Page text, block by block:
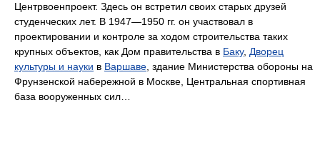
Центрвоенпроект. Здесь он встретил своих старых друзей
студенческих лет. В 1947—1950 гг. он участвовал в
проектировании и контроле за ходом строительства таких
крупных объектов, как Дом правительства в Баку, Дворец
культуры и науки в Варшаве , здание Министерства обороны на
Фрунзенской набережной в Москве, Центральная спортивная
база вооруженных сил…